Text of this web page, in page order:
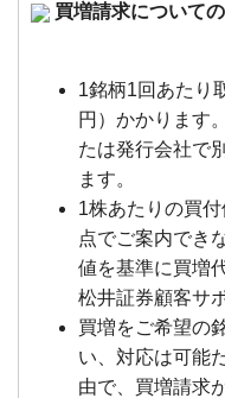
買増請求について
1銘柄1回あたり
円）かかります
たは発行会社で
ます。
1株あたりの買
点でご案内でき
値を基準に買増
松井証券顧客サ
買増をご希望の
い、対応は可能
由で、買増請求